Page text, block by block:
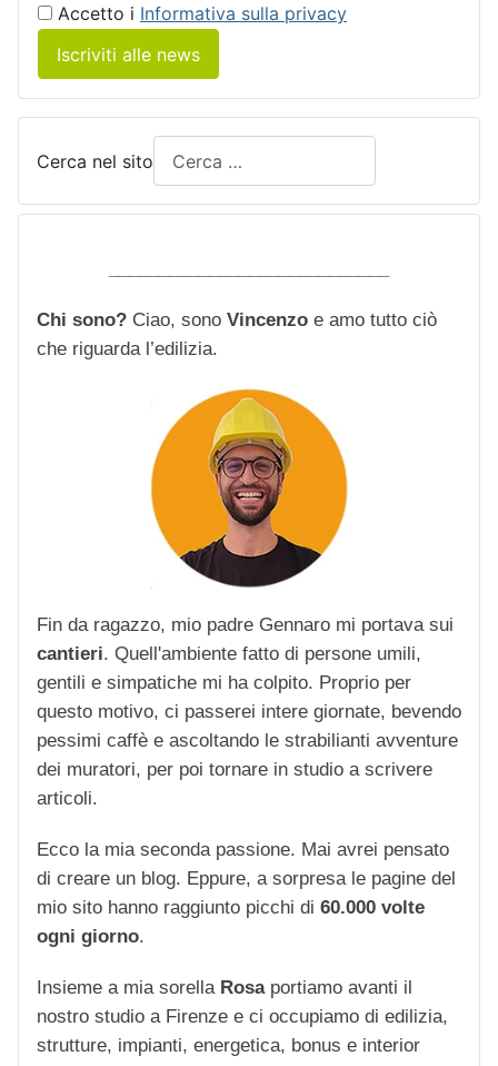
Accetto i Informativa sulla privacy
Iscriviti alle news
Cerca nel sito
Chi sono? Ciao, sono Vincenzo e amo tutto ciò
che riguarda l’edilizia.
Fin da ragazzo, mio padre Gennaro mi portava sui
cantieri. Quell'ambiente fatto di persone umili,
gentili e simpatiche mi ha colpito. Proprio per
questo motivo, ci passerei intere giornate, bevendo
pessimi caffè e ascoltando le strabilianti avventure
dei muratori, per poi tornare in studio a scrivere
articoli.
Ecco la mia seconda passione. Mai avrei pensato
di creare un blog. Eppure, a sorpresa le pagine del
mio sito hanno raggiunto picchi di 60.000 volte
ogni giorno.
Insieme a mia sorella Rosaportiamo avanti il
nostro studio a Firenze e ci occupiamo di edilizia,
strutture, impianti, energetica, bonus e interior